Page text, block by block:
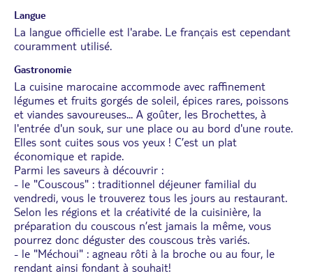
Langue
La langue officielle est l'arabe. Le français est cependant
couramment utilisé.
Gastronomie
La cuisine marocaine accommode avec raffinement
légumes et fruits gorgés de soleil, épices rares, poissons
et viandes savoureuses... A goûter, les Brochettes, à
l'entrée d'un souk, sur une place ou au bord d'une route.
Elles sont cuites sous vos yeux ! C’est un plat
économique et rapide.
Parmi les saveurs à découvrir :
- le "Couscous" : traditionnel déjeuner familial du
vendredi, vous le trouverez tous les jours au restaurant.
Selon les régions et la créativité de la cuisinière, la
préparation du couscous n’est jamais la même, vous
pourrez donc déguster des couscous très variés.
- le "Méchoui" : agneau rôti à la broche ou au four, le
rendant ainsi fondant à souhait!